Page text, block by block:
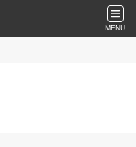
MENU